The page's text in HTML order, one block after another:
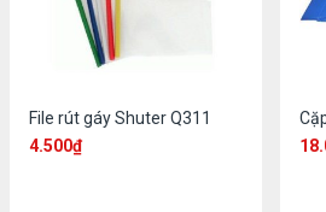
File rút gáy Shuter Q311
4.500₫